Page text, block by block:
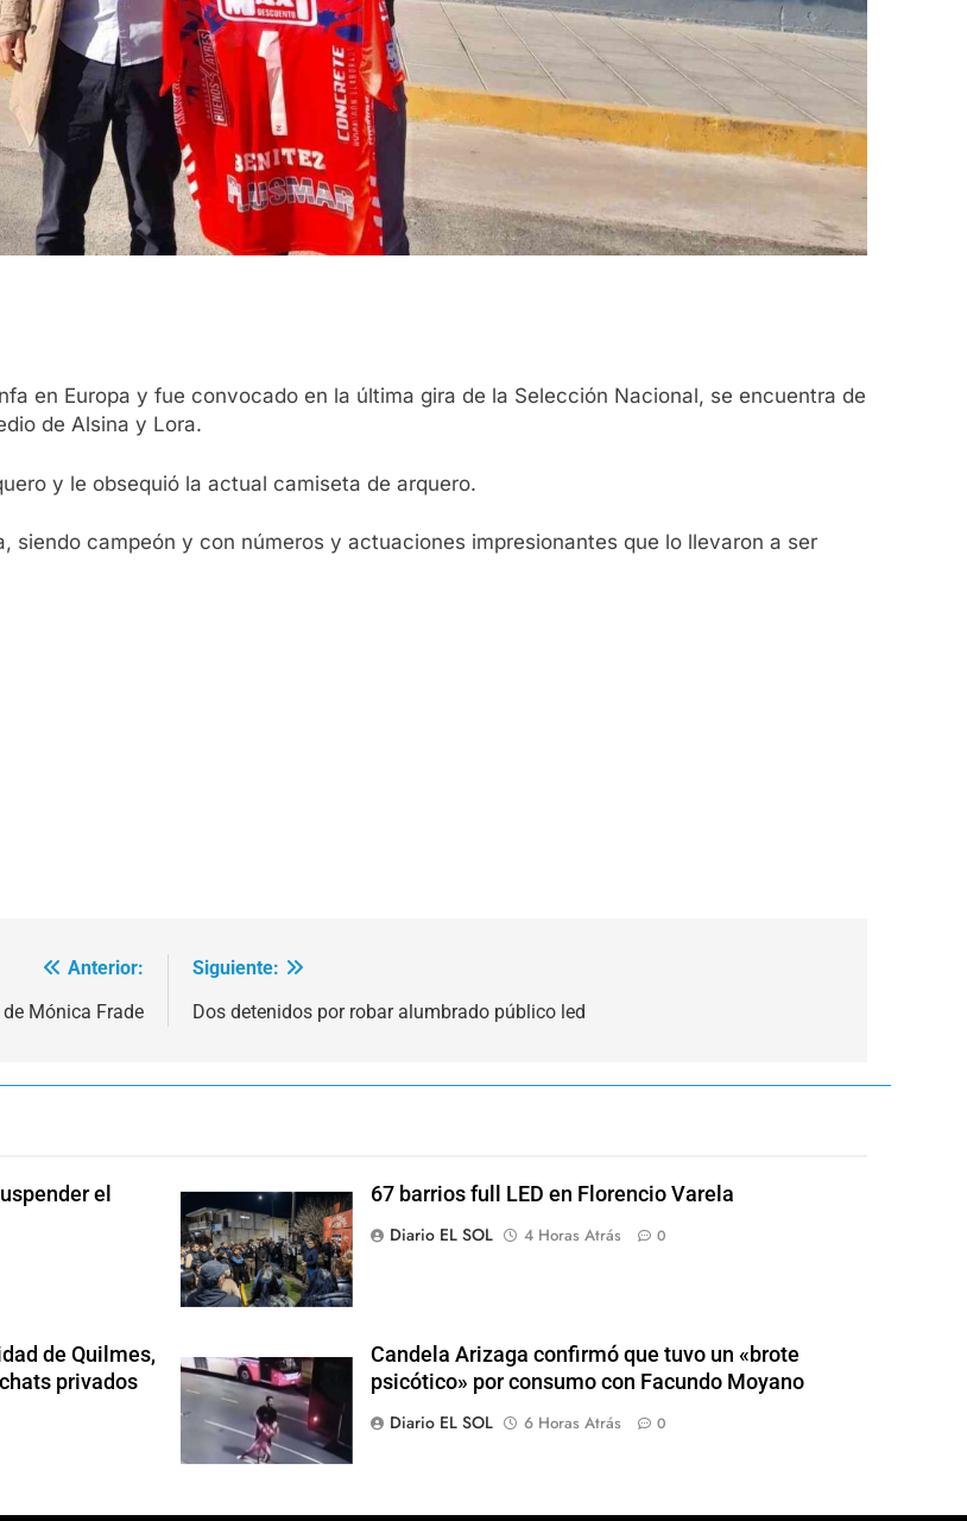
en Europa y fue convocado en la última gira de la Selección Nacional, se encuentra de
de Alsina y Lora.
y le obsequió la actual camiseta de arquero.
siendo campeón y con números y actuaciones impresionantes que lo llevaron a ser
Anterior:
Mónica Frade
Siguiente:
Dos detenidos por robar alumbrado público led
el
67 barrios full LED en Florencio Varela
Diario EL SOL
4 Horas Atrás 0
de Quilmes,
privados
Candela Arizaga confirmó que tuvo un «brote
psicótico» por consumo con Facundo Moyano
Diario EL SOL
6 Horas Atrás 0